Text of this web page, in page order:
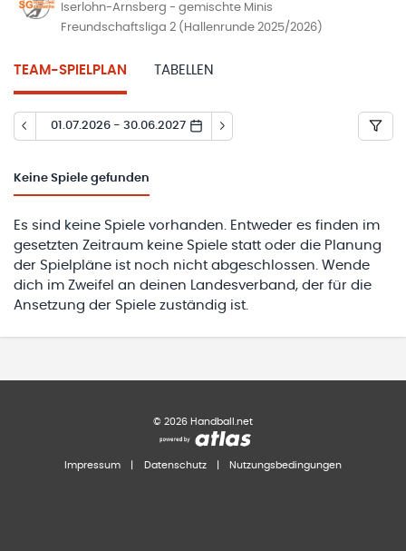
Iserlohn-Arnsberg - gemischte Minis
Freundschaftsliga 2 (Hallenrunde 2025/2026)
TEAM-SPIELPLAN TABELLEN
01.07.2026 - 30.06.2027
Keine Spiele gefunden
Es sind keine Spiele vorhanden. Entweder es finden im
gesetzten Zeitraum keine Spiele statt oder die Planung
der Spielpläne ist noch nicht abgeschlossen. Wende
dich im Zweifel an deinen Landesverband, der für die
Ansetzung der Spiele zuständig ist.
© 2026 Handball.net
Impressum Datenschutz Nutzungsbedingungen